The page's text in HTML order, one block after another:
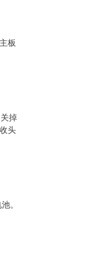
板
掉
头
。